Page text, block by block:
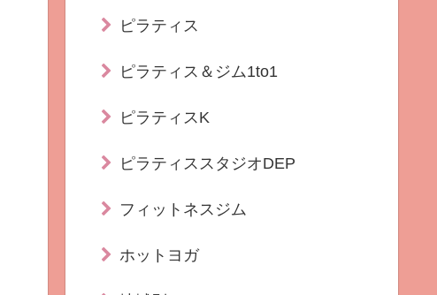
ピラティス
ピラティス＆ジム1to1
ピラティスK
ピラティススタジオDEP
フィットネスジム
ホットヨガ